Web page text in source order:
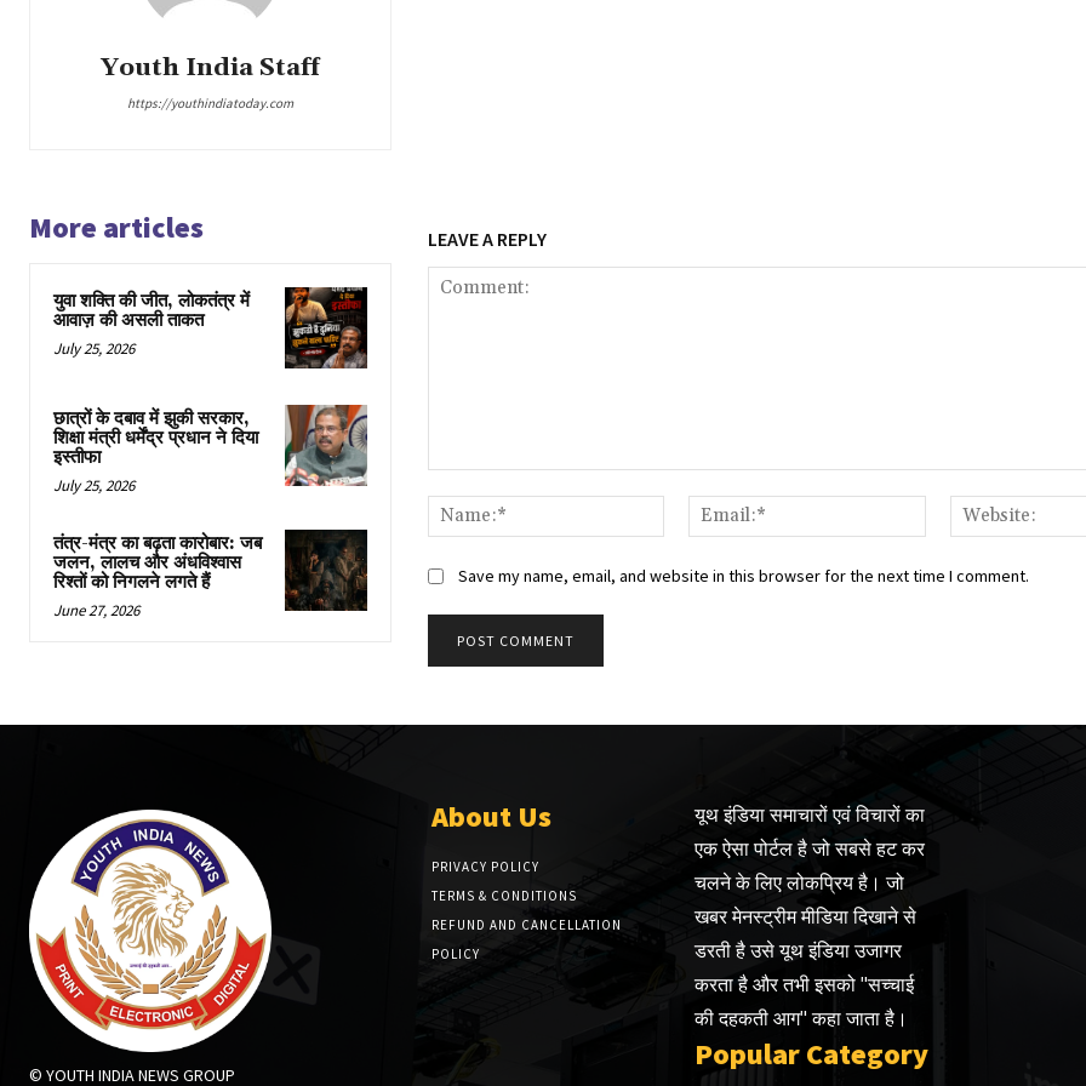
Youth India Staff
https://youthindiatoday.com
More articles
युवा शक्ति की जीत, लोकतंत्र में
आवाज़ की असली ताकत
July 25, 2026
छात्रों के दबाव में झुकी सरकार,
शिक्षा मंत्री धर्मेंद्र प्रधान ने दिया
इस्तीफा
July 25, 2026
तंत्र-मंत्र का बढ़ता कारोबार: जब
जलन, लालच और अंधविश्वास
रिश्तों को निगलने लगते हैं
June 27, 2026
LEAVE A REPLY
Name:*
Email:*
Save my name, email, and website in this browser for the next time I comment.
© YOUTH INDIA NEWS GROUP
About Us
PRIVACY POLICY
TERMS & CONDITIONS
REFUND AND CANCELLATION
POLICY
यूथ इंडिया समाचारों एवं विचारों का
एक ऐसा पोर्टल है जो सबसे हट कर
चलने के लिए लोकप्रिय है। जो
खबर मेनस्ट्रीम मीडिया दिखाने से
डरती है उसे यूथ इंडिया उजागर
करता है और तभी इसको "सच्चाई
की दहकती आग" कहा जाता है।
Popular Category